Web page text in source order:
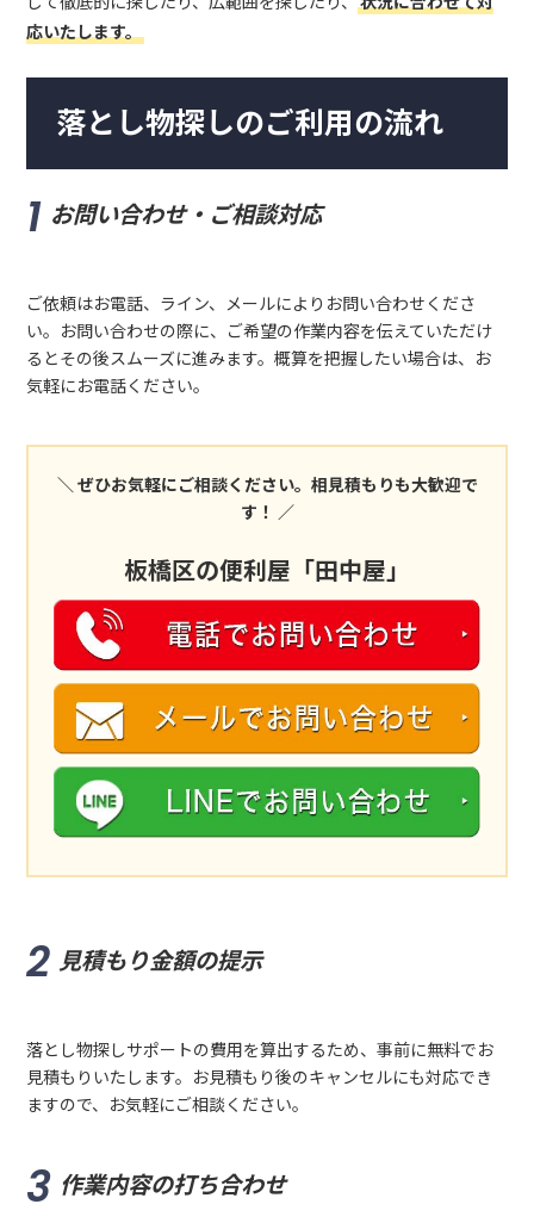
応いたします。
落とし物探しのご利用の流れ
お問い合わせ・ご相談対応
ご依頼はお電話、ライン、メールによりお問い合わせくださ
い。お問い合わせの際に、ご希望の作業内容を伝えていただけ
るとその後スムーズに進みます。概算を把握したい場合は、お
気軽にお電話ください。
＼ ぜひお気軽にご相談ください。相見積もりも大歓迎で
す！ ／
板橋区の便利屋「田中屋」
見積もり金額の提示
落とし物探しサポートの費用を算出するため、事前に無料でお
見積もりいたします。お見積もり後のキャンセルにも対応でき
ますので、お気軽にご相談ください。
作業内容の打ち合わせ